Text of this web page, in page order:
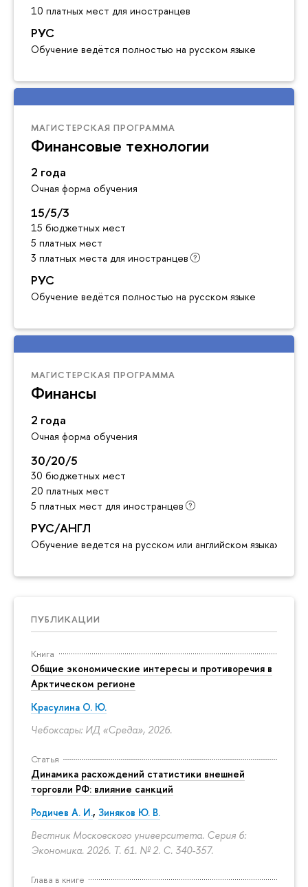
10 платных мест для иностранцев
РУС
Обучение ведётся полностью на русском языке
МАГИСТЕРСКАЯ ПРОГРАММА
Финансовые технологии
2 года
Очная форма обучения
15/5/3
15 бюджетных мест
5 платных мест
3 платных места для иностранцев
РУС
Обучение ведётся полностью на русском языке
МАГИСТЕРСКАЯ ПРОГРАММА
Финансы
2 года
Очная форма обучения
30/20/5
30 бюджетных мест
20 платных мест
5 платных мест для иностранцев
РУС/АНГЛ
Обучение ведется на русском или английском языках
ПУБЛИКАЦИИ
Книга
Общие экономические интересы и противоречия в
Арктическом регионе
Красулина О. Ю.
Чебоксары: ИД «Среда», 2026.
Статья
Динамика расхождений статистики внешней
торговли РФ: влияние санкций
Родичев А. И., Зиняков Ю. В.
Вестник Московского университета. Серия 6:
Экономика. 2026. Т. 61. № 2. С. 340-357.
Глава в книге